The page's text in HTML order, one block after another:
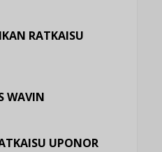
RATKAISU
WAVIN
UPONOR